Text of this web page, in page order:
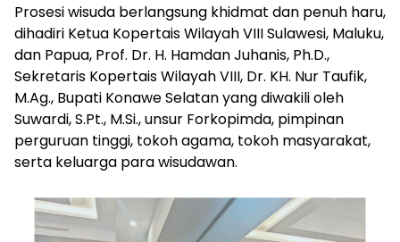
Prosesi wisuda berlangsung khidmat dan penuh haru,
dihadiri Ketua Kopertais Wilayah VIII Sulawesi, Maluku,
dan Papua, Prof. Dr. H. Hamdan Juhanis, Ph.D.,
Sekretaris Kopertais Wilayah VIII, Dr. KH. Nur Taufik,
M.Ag., Bupati Konawe Selatan yang diwakili oleh
Suwardi, S.Pt., M.Si., unsur Forkopimda, pimpinan
perguruan tinggi, tokoh agama, tokoh masyarakat,
serta keluarga para wisudawan.